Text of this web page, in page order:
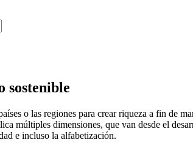
sostenible
o las regiones para crear riqueza a fin de
múltiples dimensiones, que van desde el
e incluso la alfabetización.